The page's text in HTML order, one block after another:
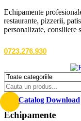
Echipamente
restaurante, pizzerii,
personalizate, consiliere
0723.276.930
Catalog Download
Echipamente